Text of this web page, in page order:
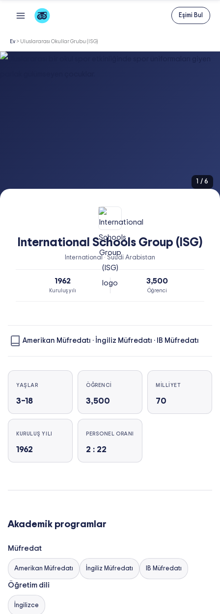
Eşimi Bul
Ev > Uluslararası Okullar Grubu (ISG)
1 / 6
International Schools Group (ISG)
International · Suudi Arabistan
1962
Kuruluş yılı
3,500
Öğrenci
Amerikan Müfredatı · İngiliz Müfredatı · IB Müfredatı
YAŞLAR
3–18
ÖĞRENCI
3,500
MILLIYET
70
KURULUŞ YILI
1962
PERSONEL ORANI
2 : 22
Akademik programlar
Müfredat
Amerikan Müfredatı İngiliz Müfredatı IB Müfredatı
Öğretim dili
İngilizce